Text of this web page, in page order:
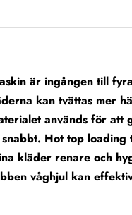
är ingången till
kan tvättas mer
används för
Hot top
kläder renare och
våghjul kan